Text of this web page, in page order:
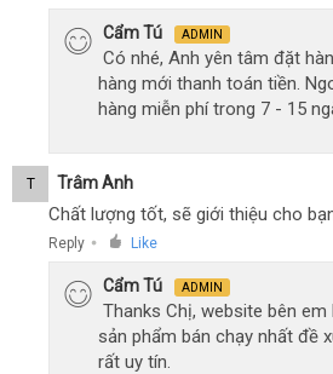
Cẩm Tú ADMIN
Có nhé, Anh yên tâm đặt
hàng mới thanh toán tiền.
hàng miễn phí trong 7 - 15
T Trâm Anh
Chất lượng tốt, sẽ giới thiệu cho
Reply ● Like
Cẩm Tú ADMIN
Thanks Chị, website bên
sản phẩm bán chạy nhất đề
rất uy tín.